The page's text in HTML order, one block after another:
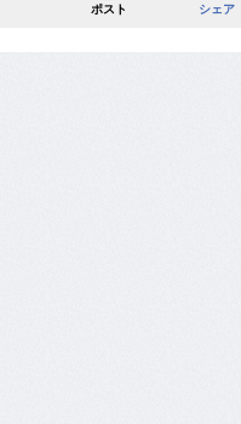
ポスト シェア